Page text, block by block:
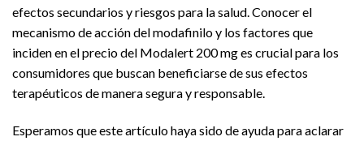
efectos secundarios y riesgos para la salud. Conocer el
mecanismo de acción del modafinilo y los factores que
inciden en el precio del Modalert 200 mg es crucial para los
consumidores que buscan beneficiarse de sus efectos
terapéuticos de manera segura y responsable.
Esperamos que este artículo haya sido de ayuda para aclarar